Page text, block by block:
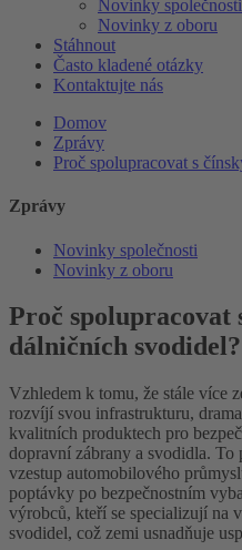
Novinky společnosti
Novinky z oboru
Stáhnout
Často kladené otázky
Kontaktujte nás
Domov
Zprávy
Proč spolupracovat s
Zprávy
Novinky společnosti
Novinky z oboru
Proč spolupracovat
dálničních svodidel?
Vzhledem k tomu, že stále více
rozvíjí svou infrastrukturu,
kvalitních produktech pro
dopravní zábrany a svodidla.
vzestup automobilového
poptávky po bezpečnostním
výrobců, kteří se specializují na
svodidel, což zemi usnadňuje